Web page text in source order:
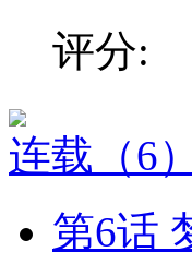
评分:
连载 （6）
第6话